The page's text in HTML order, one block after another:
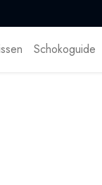
Schokoguide